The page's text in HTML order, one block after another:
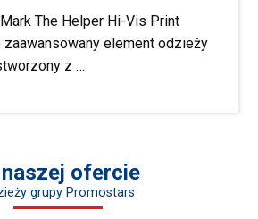
The Helper Hi-Vis Print
zaawansowany element odzieży
z …
ofercie
grupy Promostars